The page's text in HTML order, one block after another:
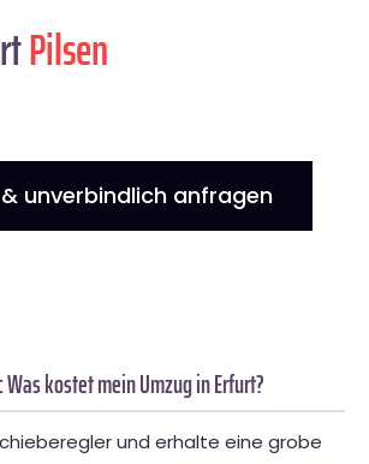
Pilsen
unverbindlich anfragen
Was kostet mein Umzug in Erfurt?
und erhalte eine grobe